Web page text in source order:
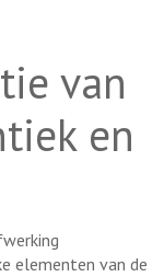
van
en
elementen van de